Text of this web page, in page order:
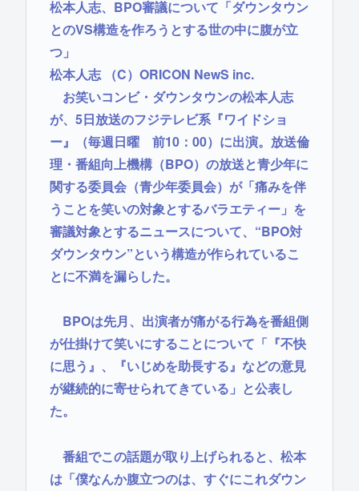
松本人志、BPO審議について「ダウンタウン
とのVS構造を作ろうとする世の中に腹が立
つ」
松本人志 （C）ORICON NewS inc.
お笑いコンビ・ダウンタウンの松本人志
が、5日放送のフジテレビ系『ワイドショ
ー』（毎週日曜 前10：00）に出演。放送倫
理・番組向上機構（BPO）の放送と青少年に
関する委員会（青少年委員会）が「痛みを伴
うことを笑いの対象とするバラエティー」を
審議対象とするニュースについて、“BPO対
ダウンタウン”という構造が作られているこ
とに不満を漏らした。
BPOは先月、出演者が痛がる行為を番組側
が仕掛けて笑いにすることについて「『不快
に思う』、『いじめを助長する』などの意見
が継続的に寄せられてきている」と公表し
た。
番組でこの話題が取り上げられると、松本
は「僕なんか腹立つのは、すぐにこれダウン